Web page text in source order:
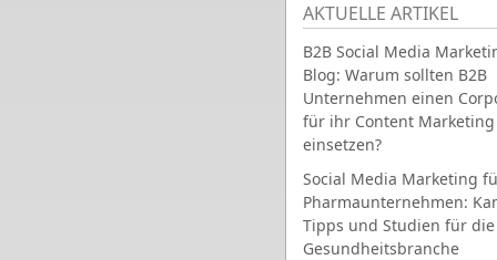
AKTUELLE ARTIKEL
B2B Social Media
Blog: Warum sollten B2B
Unternehmen einen
für ihr Content Marketing
einsetzen?
Social Media Marketing
Pharmaunternehmen:
Tipps und Studien für die
Gesundheitsbranche